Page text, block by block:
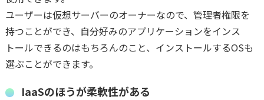
ユーザーは仮想サーバーのオーナーなので、管理者権限を
持つことができ、自分好みのアプリケーションをインス
トールできるのはもちろんのこと、インストールするOSも
選ぶことができます。
IaaSのほうが柔軟性がある